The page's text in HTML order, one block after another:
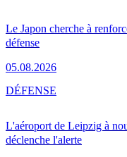
Le Japon cherche à
défense
05.08.2026
L'aéroport de Leipzig à
déclenche l'alerte
DÉFENSE